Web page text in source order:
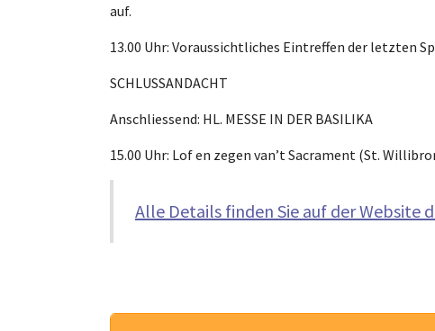
auf.
13.00 Uhr: Voraussichtliches Eintreffen der letzten
SCHLUSSANDACHT
Anschliessend: HL. MESSE IN DER BASILIKA
15.00 Uhr: Lof en zegen van’t Sacrament (St.
Alle Details finden Sie auf der Website